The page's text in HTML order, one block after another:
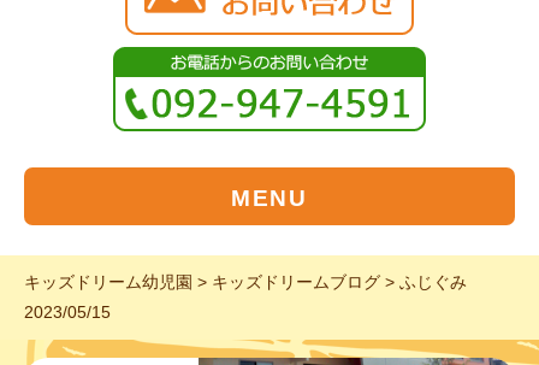
MENU
キッズドリーム幼児園 > キッズドリームブログ > ふじぐみ
2023/05/15